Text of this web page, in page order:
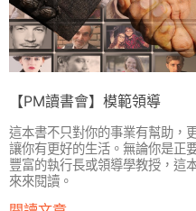
【PM讀書會】模範領導
這本書不只對你的事業有幫助，
讓你有更好的生活。無論你是正
豐富的執行長或領導學教授，這
來來閱讀。